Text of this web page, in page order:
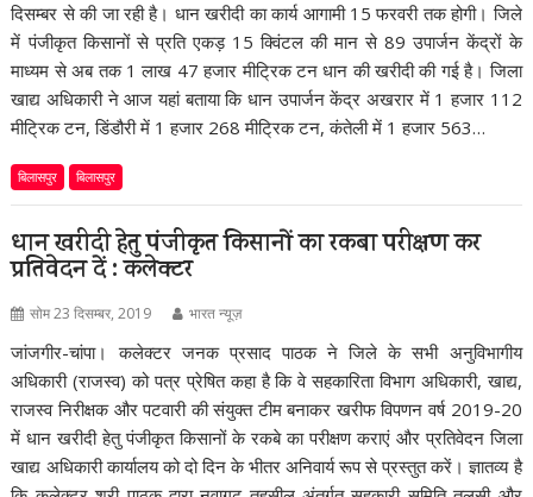
दिसम्बर से की जा रही है। धान खरीदी का कार्य आगामी 15 फरवरी तक होगी। जिले
में पंजीकृत किसानों से प्रति एकड़ 15 क्विंटल की मान से 89 उपार्जन केंद्रों के
माध्यम से अब तक 1 लाख 47 हजार मीट्रिक टन धान की खरीदी की गई है। जिला
खाद्य अधिकारी ने आज यहां बताया कि धान उपार्जन केंद्र अखरार में 1 हजार 112
मीट्रिक टन, डिंडौरी में 1 हजार 268 मीट्रिक टन, कंतेली में 1 हजार 563…
बिलासपुर बिलासपुर
धान खरीदी हेतु पंजीकृत किसानों का रकबा परीक्षण कर
प्रतिवेदन दें : कलेक्टर
सोम 23 दिसम्बर, 2019 भारत न्यूज़
जांजगीर-चांपा। कलेक्टर जनक प्रसाद पाठक ने जिले के सभी अनुविभागीय
अधिकारी (राजस्व) को पत्र प्रेषित कहा है कि वे सहकारिता विभाग अधिकारी, खाद्य,
राजस्व निरीक्षक और पटवारी की संयुक्त टीम बनाकर खरीफ विपणन वर्ष 2019-20
में धान खरीदी हेतु पंजीकृत किसानों के रकबे का परीक्षण कराएं और प्रतिवेदन जिला
खाद्य अधिकारी कार्यालय को दो दिन के भीतर अनिवार्य रूप से प्रस्तुत करें। ज्ञातव्य है